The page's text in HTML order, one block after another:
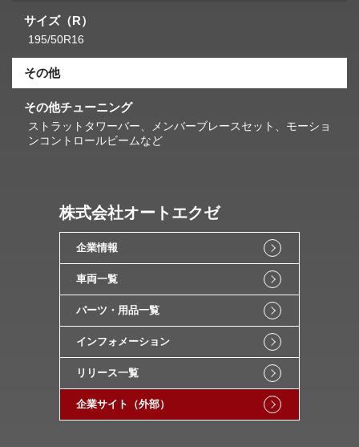
サイズ（R）
195/50R16
その他
その他チューニング
ストラットタワーバー、メンバーブレースセット、モーショ
ンコントロールビームなど
株式会社オートエクゼ
企業情報
車両一覧
パーツ・用品一覧
インフォメーション
リリース一覧
企業サイト（外部）